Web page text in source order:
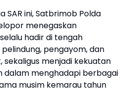
SAR ini, Satbrimob Polda
menegaskan
hadir di tengah
pengayom, dan
menjadi kekuatan
dalam menghadapi berbagai
musim kemarau tahun